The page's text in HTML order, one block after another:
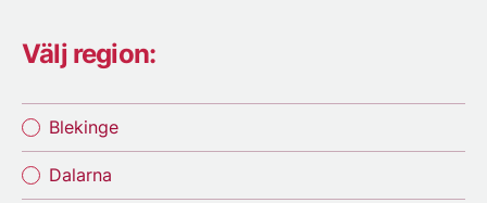
Välj region:
Blekinge
Dalarna